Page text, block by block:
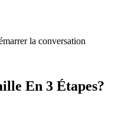
la conversation
En 3 Étapes?